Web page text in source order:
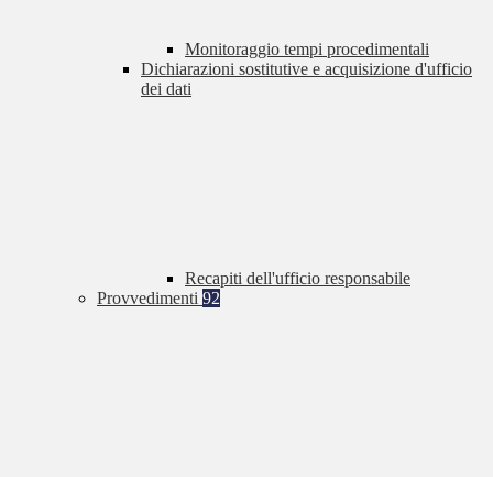
Monitoraggio tempi procedimentali
Dichiarazioni sostitutive e acquisizione d'ufficio
dei dati
Recapiti dell'ufficio responsabile
Provvedimenti 92